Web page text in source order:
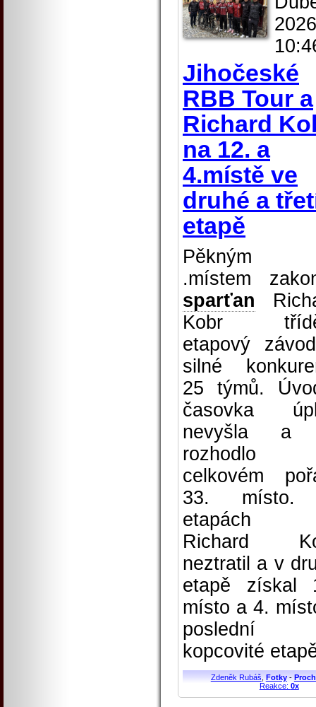
Jihočeské
RBB Tour a
Richard
na 12. a
4.místě ve
druhé a
etapě
Pěkným
.místem
sparťan
Kobr
etapový
silné
25 týmů.
časovka
nevyšla a
rozhodlo
celkovém
33. místo.
etapách
Richard
neztratil a v
etapě získal
místo a 4.
poslední
kopcovité
Zdeněk Rubáš Fotky-
Reakce: 0x